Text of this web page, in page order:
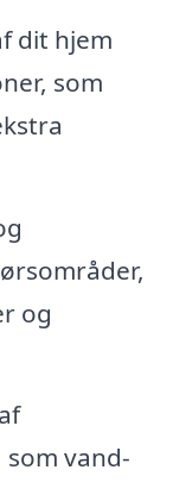
dit hjem
som
og
vand-